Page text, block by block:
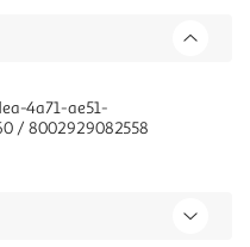
4a71-ae51-
/ 8002929082558